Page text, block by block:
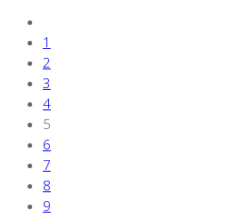
1
2
3
4
5
6
7
8
9